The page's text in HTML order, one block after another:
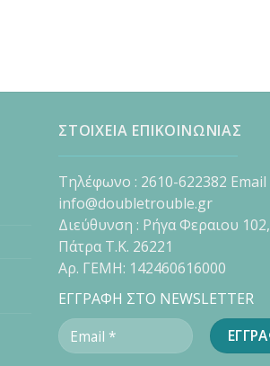
ΣΤΟΙΧΕΙΑ ΕΠΙΚΟΙΝΩΝΙΑΣ
Τηλέφωνο : 2610-622382 Email
info@doubletrouble.gr
Διεύθυνση : Ρήγα Φεραιου 102,
Πάτρα Τ.Κ. 26221
Αρ. ΓΕΜΗ: 142460616000
ΕΓΓΡΑΦΗ ΣΤΟ NEWSLETTER